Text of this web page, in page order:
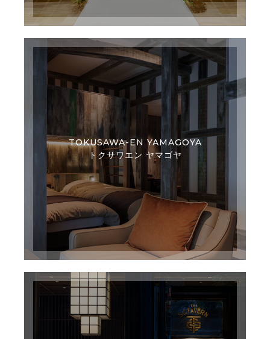
TOKUSAWA-EN YAMAGOYA
トクサワエン ヤマゴヤ